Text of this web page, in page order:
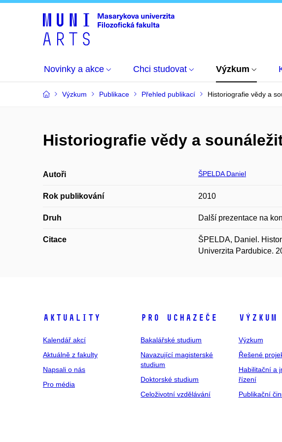
Novinky a akce Chci studovat Výzkum
Výzkum Publikace Přehled publikací Historiografie vědy a
Historiografie vědy a
Autoři ŠPELDA Daniel
Rok publikování 2010
Druh Další prezentace na
Citace
ŠPELDA, Daniel.
Univerzita Pardubice.
Aktuality
Kalendář akcí
Aktuálně z fakulty
Napsali o nás
Pro média
Pro uchazeče
Bakalářské studium
Navazující magisterské
studium
Doktorské studium
Celoživotní vzdělávání
Výzkum
Výzkum
Řešené
Habilitační a
řízení
Publikační